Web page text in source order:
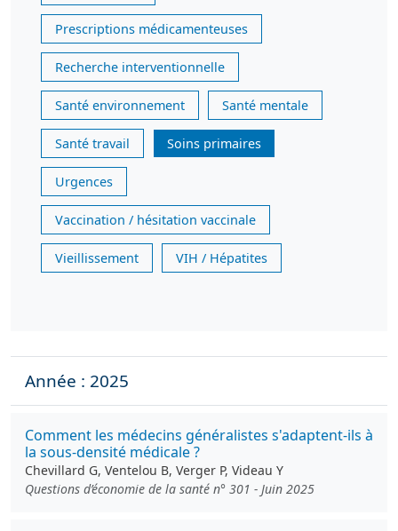
Prescriptions médicamenteuses
Recherche interventionnelle
Santé environnement Santé mentale
Santé travail Soins primaires
Urgences
Vaccination / hésitation vaccinale
Vieillissement VIH / Hépatites
Année : 2025
Comment les médecins généralistes s'adaptent-ils à
la sous-densité médicale ?
Chevillard G, Ventelou B, Verger P, Videau Y
Questions d’économie de la santé n° 301 - Juin 2025